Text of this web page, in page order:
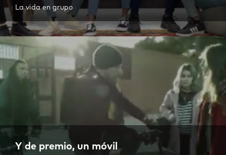
La vida en grupo
Y de premio, un móvil